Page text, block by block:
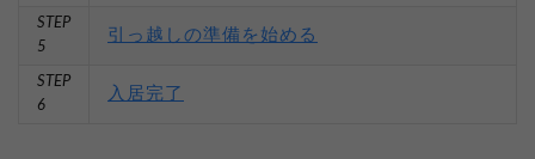
STEP
5
引っ越しの準備を始める
STEP
6
入居完了